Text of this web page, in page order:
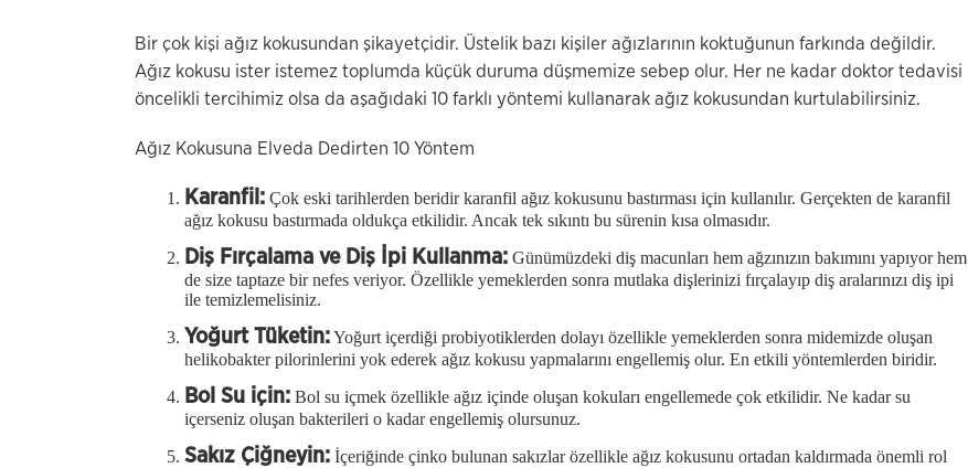
Bir çok kişi ağız kokusundan şikayetçidir. Üstelik bazı kişiler ağızlarının koktuğunun farkında değildir.
Ağız kokusu ister istemez toplumda küçük duruma düşmemize sebep olur. Her ne kadar doktor tedavisi
öncelikli tercihimiz olsa da aşağıdaki 10 farklı yöntemi kullanarak ağız kokusundan kurtulabilirsiniz.
Ağız Kokusuna Elveda Dedirten 10 Yöntem
Karanfil: Çok eski tarihlerden beridir karanfil ağız kokusunu bastırması için kullanılır. Gerçekten de karanfil
ağız kokusu bastırmada oldukça etkilidir. Ancak tek sıkıntı bu sürenin kısa olmasıdır.
Diş Fırçalama ve Diş İpi Kullanma: Günümüzdeki diş macunları hem ağzınızın bakımını yapıyor hem
de size taptaze bir nefes veriyor. Özellikle yemeklerden sonra mutlaka dişlerinizi fırçalayıp diş aralarınızı diş ipi
ile temizlemelisiniz.
Yoğurt Tüketin:Yoğurt içerdiği probiyotiklerden dolayı özellikle yemeklerden sonra midemizde oluşan
helikobakter pilorinlerini yok ederek ağız kokusu yapmalarını engellemiş olur. En etkili yöntemlerden biridir.
Bol Su için: Bol su içmek özellikle ağız içinde oluşan kokuları engellemede çok etkilidir. Ne kadar su
içerseniz oluşan bakterileri o kadar engellemiş olursunuz.
Sakız Çiğneyin: İçeriğinde çinko bulunan sakızlar özellikle ağız kokusunu ortadan kaldırmada önemli rol